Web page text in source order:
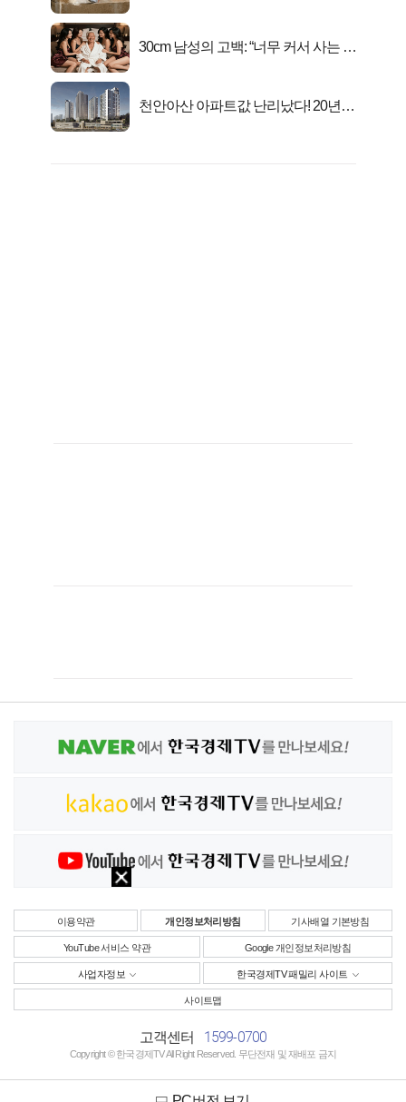
30cm 남성의 고백: “너무 커서 사는 게
천안아산 아파트값 난리났다! 20년
이용약관 개인정보처리방침 기사배열 기본방침
YouTube 서비스 약관 Google 개인정보처리방침
사업자정보 한국경제TV 패밀리 사이트
사이트맵
고객센터 1599-0700
Copyright © 한국경제TV All Right Reserved. 무단전재 및 재배포 금지